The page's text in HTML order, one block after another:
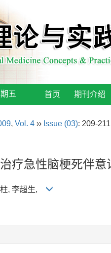
五 首页 期刊介绍
, Vol. 4 ›› Issue (03): 209-
疗急性脑梗死伴意
柱, 李超生,